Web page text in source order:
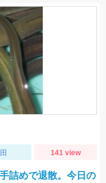
141 view
詰めで退散。今日の